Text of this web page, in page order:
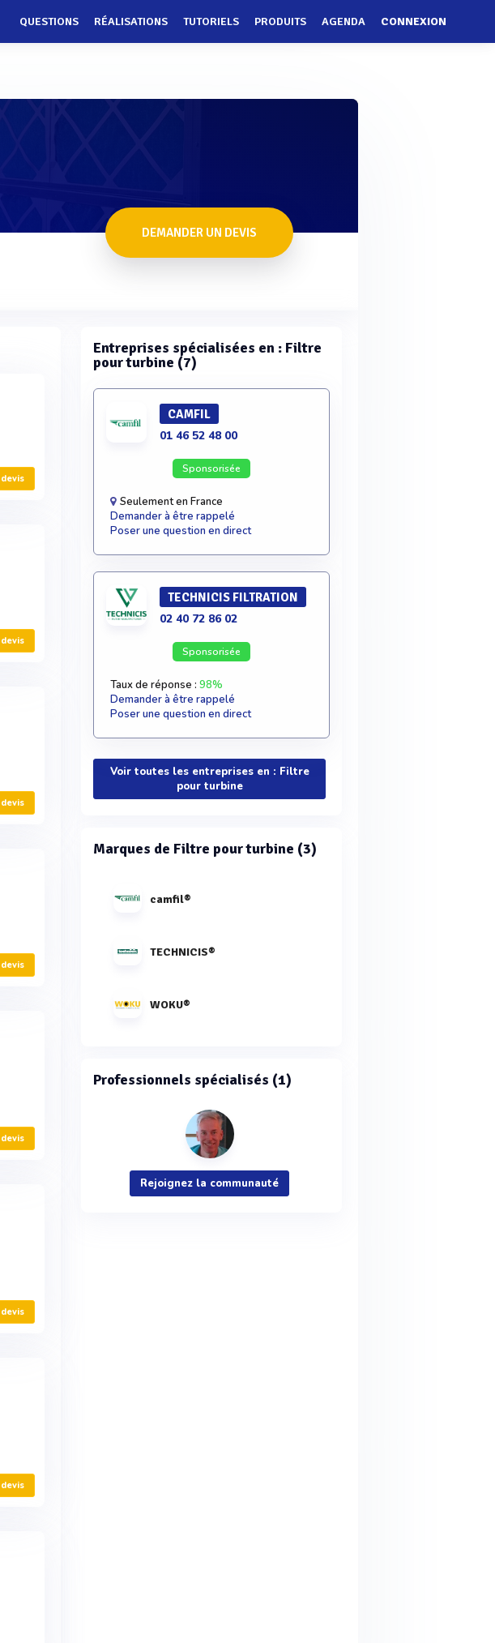
QUESTIONS RÉALISATIONS TUTORIELS PRODUITS AGENDA CONNEXION
DEMANDER UN DEVIS
Entreprises spécialisées en : Filtre
pour turbine (7)
CAMFIL
01 46 52 48 00
Sponsorisée
Seulement en France
Demander à être rappelé
Poser une question en direct
TECHNICIS FILTRATION
02 40 72 86 02
Sponsorisée
Taux de réponse : 98%
Demander à être rappelé
Poser une question en direct
Voir toutes les entreprises en : Filtre
pour turbine
Marques de Filtre pour turbine (3)
camfil®
TECHNICIS®
WOKU®
Professionnels spécialisés (1)
Rejoignez la communauté